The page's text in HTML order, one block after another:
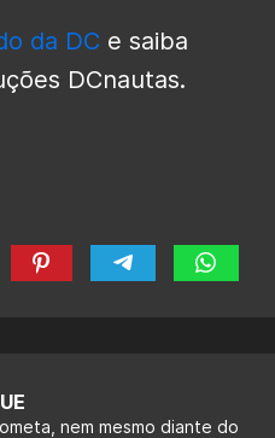
da DC e saiba
DCnautas.
nem mesmo diante do